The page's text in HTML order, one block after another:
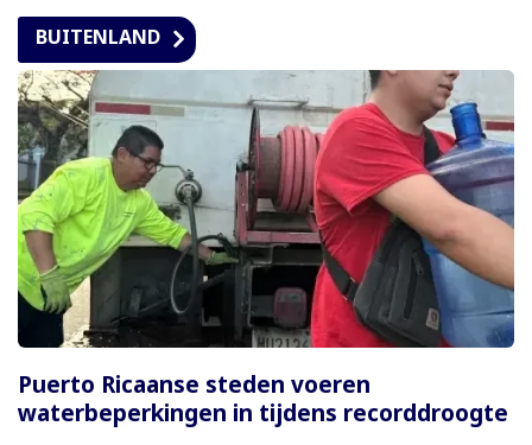
BUITENLAND
Puerto Ricaanse steden voeren
waterbeperkingen in tijdens recorddroogte